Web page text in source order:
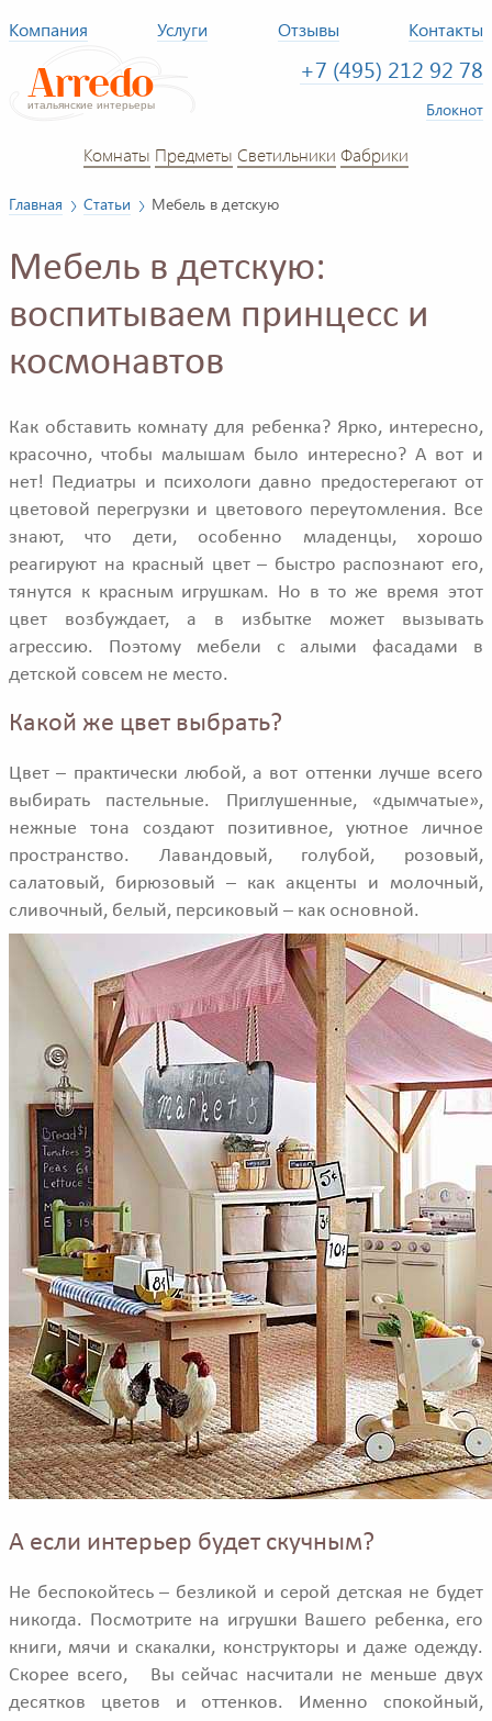
Компания Услуги Отзывы Контакты
+7 (495) 212 92 78
Блокнот
Комнаты Предметы Светильники Фабрики
Главная Статьи Мебель в детскую
Мебель в детскую:
воспитываем принцесс и
космонавтов
Как обставить комнату для ребенка? Ярко, интересно,
красочно, чтобы малышам было интересно? А вот и
нет! Педиатры и психологи давно предостерегают от
цветовой перегрузки и цветового переутомления. Все
знают, что дети, особенно младенцы, хорошо
реагируют на красный цвет – быстро распознают его,
тянутся к красным игрушкам. Но в то же время этот
цвет возбуждает, а в избытке может вызывать
агрессию. Поэтому мебели с алыми фасадами в
детской совсем не место.
Какой же цвет выбрать?
Цвет – практически любой, а вот оттенки лучше всего
выбирать пастельные. Приглушенные, «дымчатые»,
нежные тона создают позитивное, уютное личное
пространство. Лавандовый, голубой, розовый,
салатовый, бирюзовый – как акценты и молочный,
сливочный, белый, персиковый – как основной.
А если интерьер будет скучным?
Не беспокойтесь – безликой и серой детская не будет
никогда. Посмотрите на игрушки Вашего ребенка, его
книги, мячи и скакалки, конструкторы и даже одежду.
Скорее всего, Вы сейчас насчитали не меньше двух
десятков цветов и оттенков. Именно спокойный,